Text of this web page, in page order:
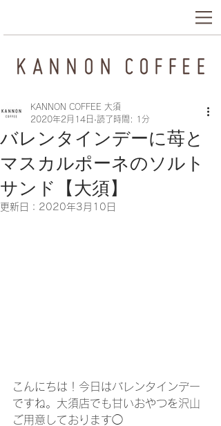
バレンタインデーに苺と
マスカルポーネのソルト
サンド【大須】
KANNON COFFEE 大須
2020年2月14日 読了時間: 1分
更新日： 2020年3月10日
こんにちは！今日はバレンタインデー
ですね。大須店でも甘いおやつを沢山
ご用意しております◯